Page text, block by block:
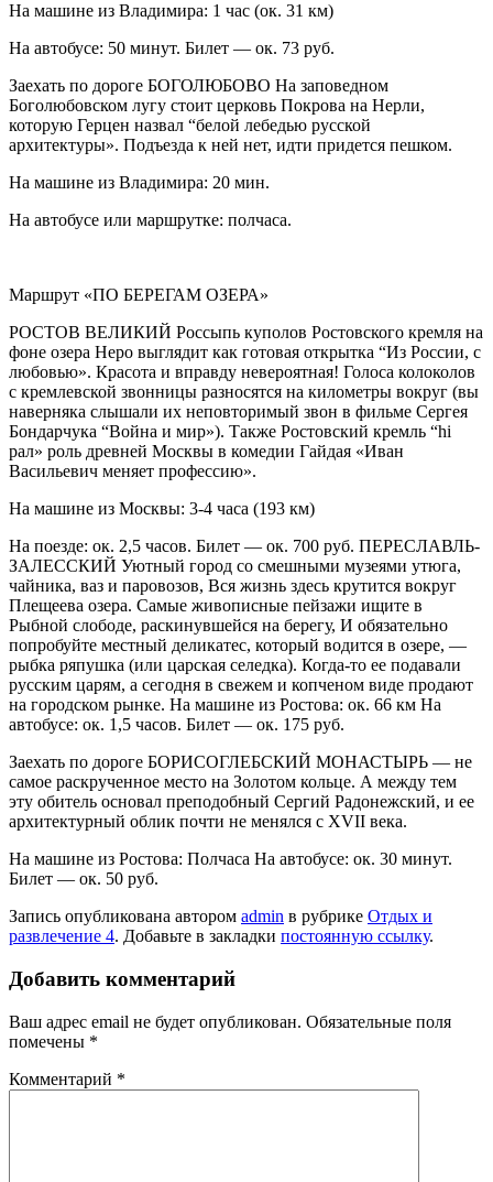
На машине из Владимира: 1 час (ок. 31 км)
На автобусе: 50 минут. Билет — ок. 73 руб.
Заехать по дороге БОГОЛЮБОВО На заповедном
Боголюбовском лугу стоит церковь Покрова на Нерли,
которую Герцен назвал “белой лебедью русской
архитектуры». Подъезда к ней нет, идти придется пешком.
На машине из Владимира: 20 мин.
На автобусе или маршрутке: полчаса.
Маршрут «ПО БЕРЕГАМ ОЗЕРА»
РОСТОВ ВЕЛИКИЙ Россыпь куполов Ростовского кремля на
фоне озера Неро выглядит как готовая открытка “Из России, с
любовью». Красота и вправду невероятная! Голоса колоколов
с кремлевской звонницы разносятся на километры вокруг (вы
наверняка слышали их неповторимый звон в фильме Сергея
Бондарчука “Война и мир»). Также Ростовский кремль “hi
рал» роль древней Москвы в комедии Гайдая «Иван
Васильевич меняет профессию».
На машине из Москвы: 3-4 часа (193 км)
На поезде: ок. 2,5 часов. Билет — ок. 700 руб. ПЕРЕСЛАВЛЬ-
ЗАЛЕССКИЙ Уютный город со смешными музеями утюга,
чайника, ваз и паровозов, Вся жизнь здесь крутится вокруг
Плещеева озера. Самые живописные пейзажи ищите в
Рыбной слободе, раскинувшейся на берегу, И обязательно
попробуйте местный деликатес, который водится в озере, —
рыбка ряпушка (или царская селедка). Когда-то ее подавали
русским царям, а сегодня в свежем и копченом виде продают
на городском рынке. На машине из Ростова: ок. 66 км На
автобусе: ок. 1,5 часов. Билет — ок. 175 руб.
Заехать по дороге БОРИСОГЛЕБСКИЙ МОНАСТЫРЬ — не
самое раскрученное место на Золотом кольце. А между тем
эту обитель основал преподобный Сергий Радонежский, и ее
архитектурный облик почти не менялся с XVII века.
На машине из Ростова: Полчаса На автобусе: ок. 30 минут.
Билет — ок. 50 руб.
Запись опубликована автором admin в рубрике Отдых и
развлечение 4. Добавьте в закладки постоянную ссылку.
Добавить комментарий
Ваш адрес email не будет опубликован. Обязательные поля
помечены *
Комментарий *